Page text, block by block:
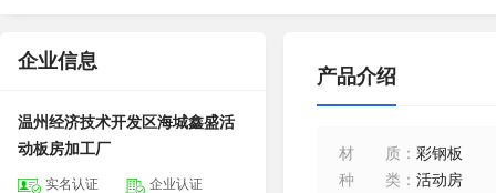
企业信息
温州经济技术开发区海城鑫盛活
动板房加工厂
实名认证 企业认证
产品介绍
材质 ： 彩钢板
种类 ： 活动房